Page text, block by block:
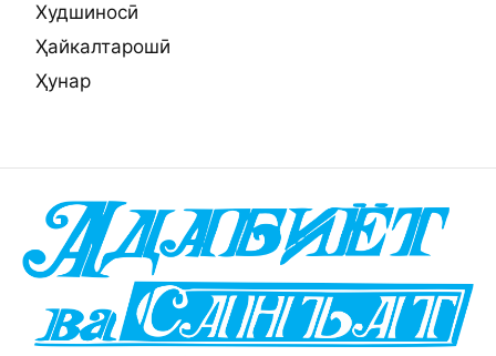
Худшиносӣ
Ҳайкалтарошӣ
Ҳунар